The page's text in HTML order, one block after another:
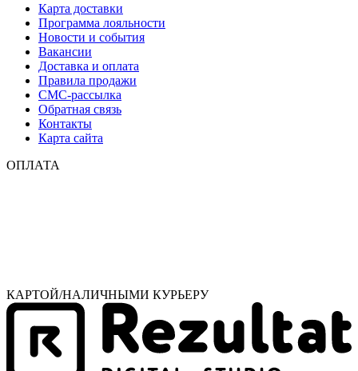
Карта доставки
Программа лояльности
Новости и события
Вакансии
Доставка и оплата
Правила продажи
СМС-рассылка
Обратная связь
Контакты
Карта сайта
ОПЛАТА
КАРТОЙ/НАЛИЧНЫМИ КУРЬЕРУ